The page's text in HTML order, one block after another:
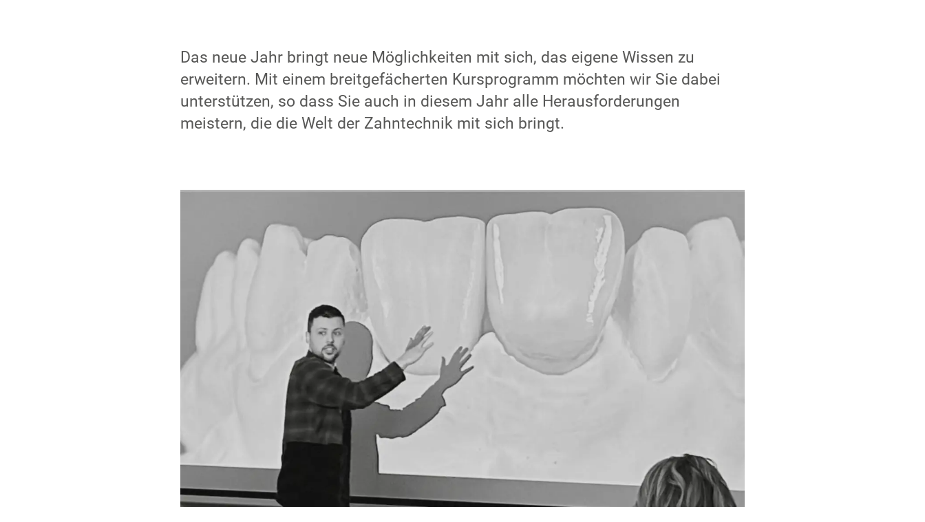
Das neue Jahr bringt neue Möglichkeiten mit sich, das eigene Wissen zu
erweitern. Mit einem breitgefächerten Kursprogramm möchten wir Sie dabei
unterstützen, so dass Sie auch in diesem Jahr alle Herausforderungen
meistern, die die Welt der Zahntechnik mit sich bringt.